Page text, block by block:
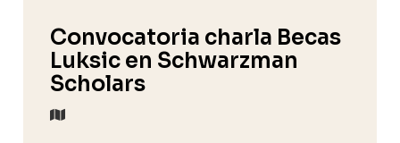
Convocatoria charla Becas
Luksic en Schwarzman
Scholars